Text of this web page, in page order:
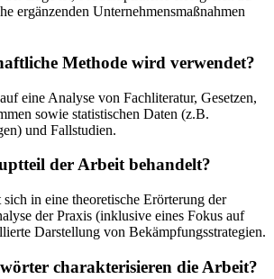
ergänzenden Unternehmensmaßnahmen
Methode wird verwendet?
eine Analyse von Fachliteratur, Gesetzen,
sowie statistischen Daten (z.B.
und Fallstudien.
der Arbeit behandelt?
in eine theoretische Erörterung der
der Praxis (inklusive eines Fokus auf
Darstellung von Bekämpfungsstrategien.
charakterisieren die Arbeit?